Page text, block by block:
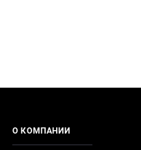
О КОМПАНИИ